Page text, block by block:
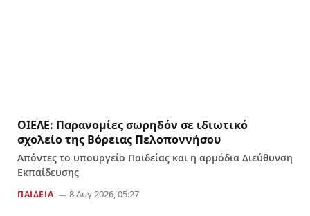
ΟΙΕΛΕ: Παρανομίες σωρηδόν σε ιδιωτικό
σχολείο της Βόρειας Πελοποννήσου
Απόντες το υπουργείο Παιδείας και η αρμόδια Διεύθυνση
Εκπαίδευσης
ΠΑΙΔΕΙΑ 8 Αυγ 2026, 05:27